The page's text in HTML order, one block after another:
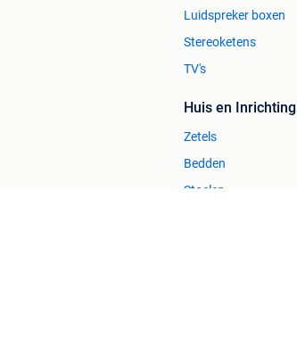
Luidspreker boxen
Stereoketens
TV's
Huis en Inrichting
Zetels
Bedden
Stoelen